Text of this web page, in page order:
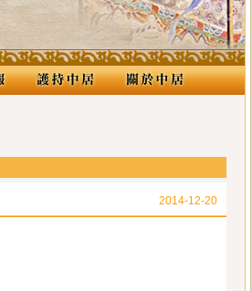
2014-12-20